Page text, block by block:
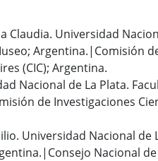
Claudia. Universidad
Argentina.|Comisión
(CIC); Argentina.
Nacional de La Plata.
de Investigaciones
Universidad Nacional de
Nacional